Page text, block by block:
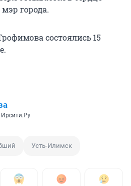
города.
состоялись 15
Ирсити.Ру
Усть-Илимск